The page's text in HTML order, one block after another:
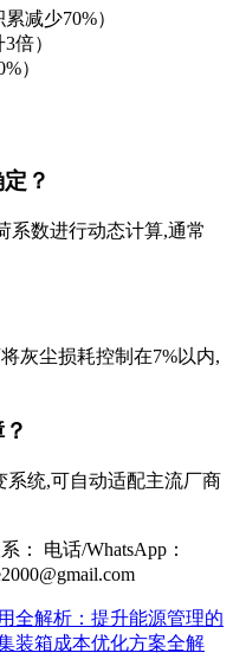
减少70%）
倍）
）
？
系数进行动态计算,通常
灰尘损耗控制在7%以内,
系统,可自动适配主流厂商
： 电话/WhatsApp：
全解析：提升能源管理的
装箱成本优化方案全解